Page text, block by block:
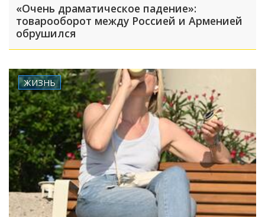
«Очень драматическое падение»:
товарооборот между Россией и Арменией
обрушился
ЖИЗНЬ